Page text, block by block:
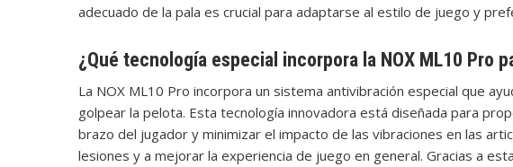
adecuado de la pala es crucial para adaptarse al estilo de juego y
¿Qué tecnología especial incorpora la NOX ML10 Pro
La NOX ML10 Pro incorpora un sistema antivibración especial que
golpear la pelota. Esta tecnología innovadora está diseñada para
brazo del jugador y minimizar el impacto de las vibraciones en las
lesiones y a mejorar la experiencia de juego en general. Gracias a